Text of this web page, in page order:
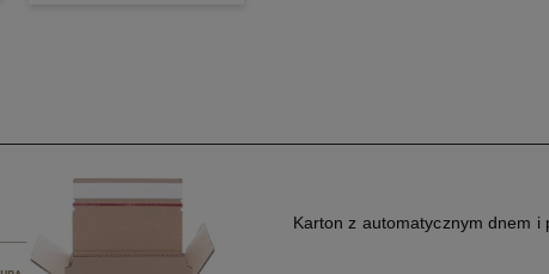
Karton z automatycznym dnem i